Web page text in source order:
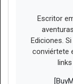
Escritor
Ediciones.
conviértete